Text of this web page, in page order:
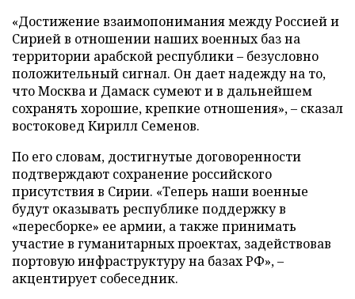
«Достижение взаимопонимания между Россией и
Сирией в отношении наших военных баз на
территории арабской республики – безусловно
положительный сигнал. Он дает надежду на то,
что Москва и Дамаск сумеют и в дальнейшем
сохранять хорошие, крепкие отношения», – сказал
востоковед Кирилл Семенов.
По его словам, достигнутые договоренности
подтверждают сохранение российского
присутствия в Сирии. «Теперь наши военные
будут оказывать республике поддержку в
«пересборке» ее армии, а также принимать
участие в гуманитарных проектах, задействовав
портовую инфраструктуру на базах РФ», –
акцентирует собеседник.